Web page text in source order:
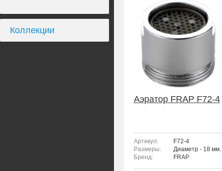
Коллекции
Аэратор FRAP F72-4
Артикул:
F72-4
Размеры:
Диаметр - 18 мм.
Бренд:
FRAP